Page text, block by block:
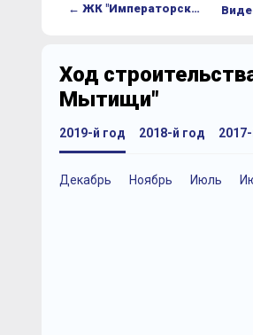
← ЖК "Императорские Мытищи"
Ход
Мытищи"
2019-й год
Декабрь Ноябрь Июль
2018-й год